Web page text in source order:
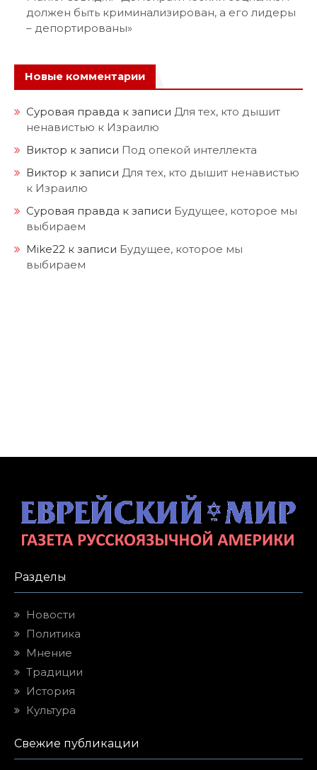
должен быть криминализирован, а его лидеры
– депортированы»
Новые комментарии
Суровая правда к записи Для тех, кто дышит
ненавистью к Израилю
Виктор к записи Под опекой интеллекта
Виктор к записи Для тех, кто дышит ненавистью
к Израилю
Суровая правда к записи Будущее, которое мы
выбираем
Mike22 к записи Будущее, которое мы
выбираем
Разделы
Новости
Политика
Мнение
Традиции
История
Культура
Свежие публикации